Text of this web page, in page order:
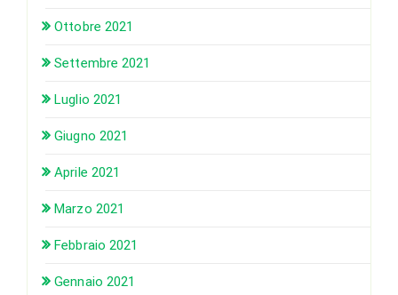
Ottobre 2021
Settembre 2021
Luglio 2021
Giugno 2021
Aprile 2021
Marzo 2021
Febbraio 2021
Gennaio 2021